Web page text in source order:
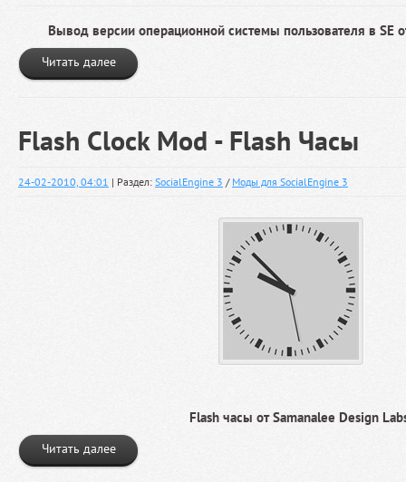
Вывод версии операционной системы пользователя в SE
Читать далее
Flash Clock Mod - Flash Часы
24-02-2010, 04:01 | Раздел: SocialEngine 3 / Моды для SocialEngine 3
Flash часы от Samanalee Design
Читать далее